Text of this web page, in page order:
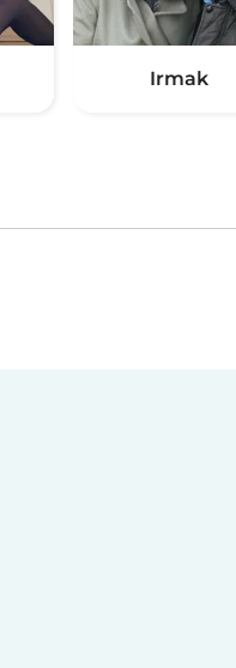
Irmak